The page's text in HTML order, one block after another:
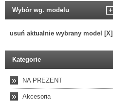
Wybór wg. modelu +
usuń aktualnie wybrany model [X]
Kategorie
» NA PREZENT
» Akcesoria